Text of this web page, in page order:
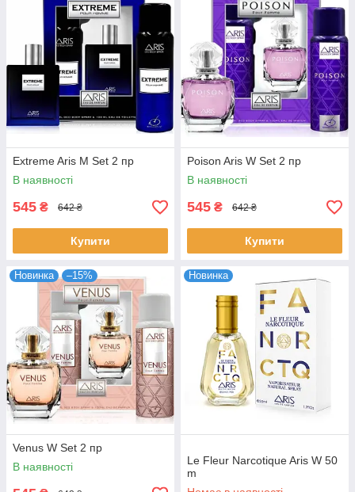
Extreme Aris M Set 2 пр
В наявності
545 ₴ 642 ₴
Купити
Poison Aris W Set 2 пр
В наявності
545 ₴ 642 ₴
Купити
Новинка –15%
Venus W Set 2 пр
В наявності
Новинка
Le Fleur Narcotique Aris W 50
m